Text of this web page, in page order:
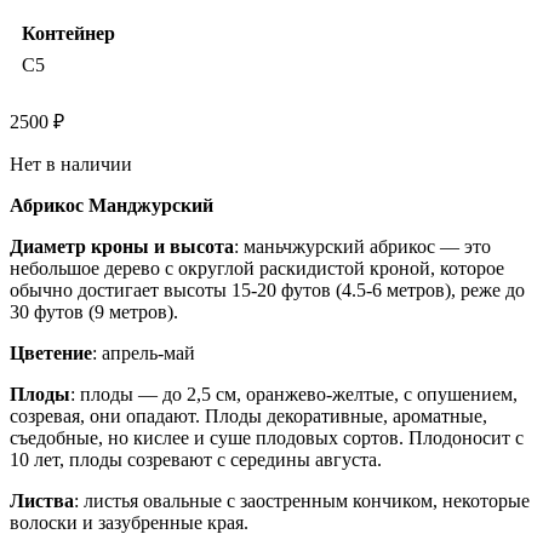
Контейнер
C5
2500 ₽
Нет в наличии
Абрикос Манджурский
Диаметр кроны и высота: маньчжурский абрикос — это
небольшое дерево с округлой раскидистой кроной, которое
обычно достигает высоты 15-20 футов (4.5-6 метров), реже до
30 футов (9 метров).
Цветение: апрель-май
Плоды: плоды — до 2,5 см, оранжево-желтые, с опушением,
созревая, они опадают. Плоды декоративные, ароматные,
съедобные, но кислее и суше плодовых сортов. Плодоносит с
10 лет, плоды созревают с середины августа.
Листва: листья овальные с заостренным кончиком, некоторые
волоски и зазубренные края.